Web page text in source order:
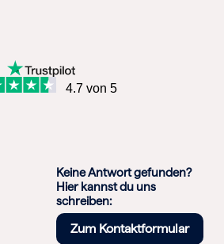
4.7 von 5
Keine Antwort gefunden?
Hier kannst du uns
schreiben:
Zum Kontaktformular